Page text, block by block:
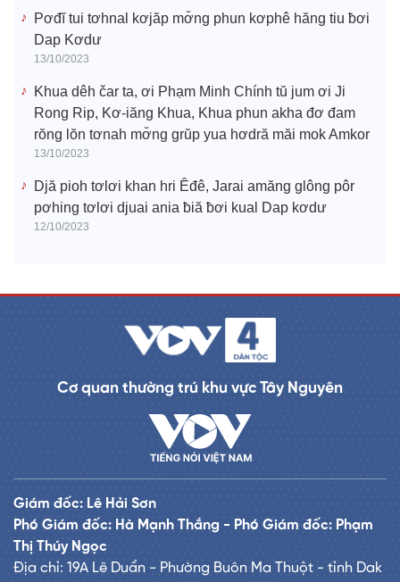
Pơđĭ tui tơhnal kơjăp mơ̆ng phun kơphê hăng tiu ƀơi
Dap Kơdư
13/10/2023
Khua dêh čar ta, ơi Phạm Minh Chính tŭ jum ơi Ji
Rong Rip, Kơ-iăng Khua, Khua phun akha đơ đam
rŏng lŏn tơnah mơ̆ng grŭp yua hơdră măi mok Amkor
13/10/2023
Djă pioh tơlơi khan hri Êđê, Jarai amăng glông pôr
pơhing tơlơi djuai ania ƀiă ƀơi kual Dap kơdư
12/10/2023
Cơ quan thường trú khu vực Tây Nguyên
Giám đốc: Lê Hải Sơn
Phó Giám đốc: Hà Mạnh Thắng - Phó Giám đốc: Phạm
Thị Thúy Ngọc
Địa chỉ: 19A Lê Duẩn - Phường Buôn Ma Thuột - tỉnh Dak